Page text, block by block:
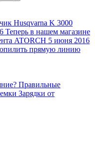
Husqvarna K 3000
Теперь в нашем магазине
ATORCH 5 июня 2016
прямую линию
Правильные
Зарядки от